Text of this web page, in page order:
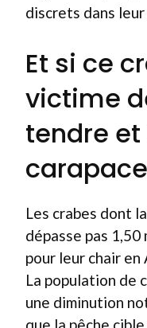
discrets dans
Et si ce
victime
tendre et
Les crabes dont
dépasse pas
pour leur chair en
La population de
une diminution